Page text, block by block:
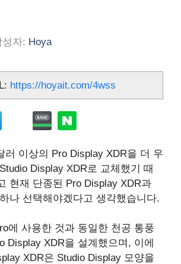
성자: Hoya
https://hoyait.com/4wss
러 이상의 Pro Display XDR을 더 우
Display XDR로 교체했기 때
현재 단종된 Pro Display XDR과
나 선택해야겠다고 생각했습니다.
에 사용한 것과 동일한 천공 통풍
Display XDR을 설계했으며, 이에
XDR은 ‌Studio Display‌ 모양을